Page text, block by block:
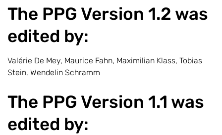
The PPG Version 1.2 was
edited by:
Valérie De Mey, Maurice Fahn, Maximilian Klass, Tobias
Stein, Wendelin Schramm
The PPG Version 1.1 was
edited by: